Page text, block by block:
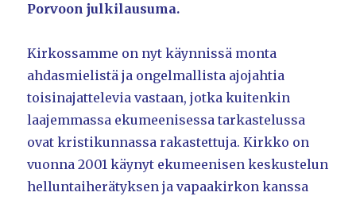
Porvoon julkilausuma.
Kirkossamme on nyt käynnissä monta
ahdasmielistä ja ongelmallista ajojahtia
toisinajattelevia vastaan, jotka kuitenkin
laajemmassa ekumeenisessa tarkastelussa
ovat kristikunnassa rakastettuja. Kirkko on
vuonna 2001 käynyt ekumeenisen keskustelun
helluntaiherätyksen ja vapaakirkon kanssa